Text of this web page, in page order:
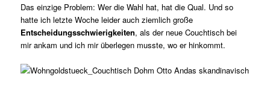
Das einzige Problem: Wer die Wahl hat, hat die Qual. Und so
hatte ich letzte Woche leider auch ziemlich große
Entscheidungsschwierigkeiten, als der neue Couchtisch bei
mir ankam und ich mir überlegen musste, wo er hinkommt.